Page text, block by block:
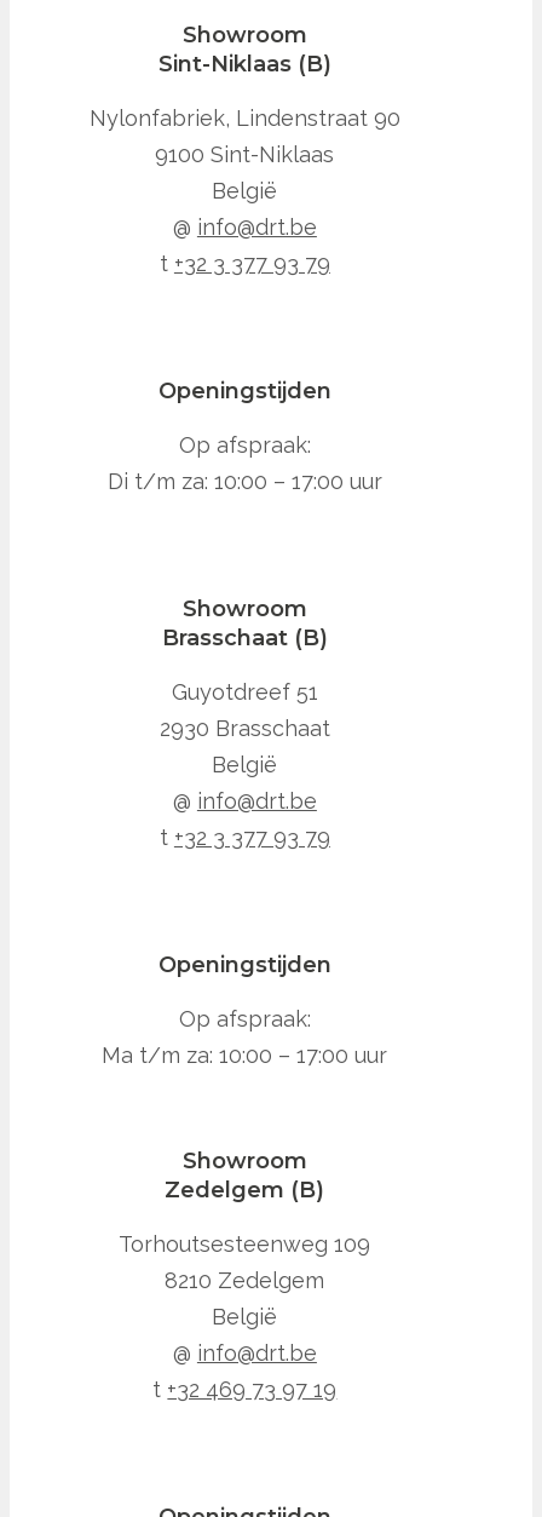
Showroom
Sint-Niklaas (B)
Nylonfabriek, Lindenstraat 90
9100 Sint-Niklaas
België
@ info@drt.be
t +32 3 377 93 79
Openingstijden
Op afspraak:
Di t/m za: 10:00 – 17:00 uur
Showroom
Brasschaat (B)
Guyotdreef 51
2930 Brasschaat
België
@ info@drt.be
t +32 3 377 93 79
Openingstijden
Op afspraak:
Ma t/m za: 10:00 – 17:00 uur
Showroom
Zedelgem (B)
Torhoutsesteenweg 109
8210 Zedelgem
België
@ info@drt.be
t +32 469 73 97 19